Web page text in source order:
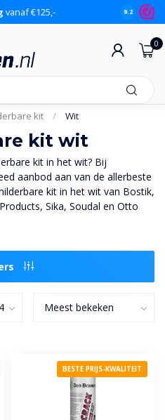
op voorraad 9.2
0
kit / Wit
kit wit
kit in het wit? Bij
aanbod aan van de allerbeste
kit in het wit van Bostik,
Sika, Soudal en Otto
BESTE PRIJS-KWALITEIT